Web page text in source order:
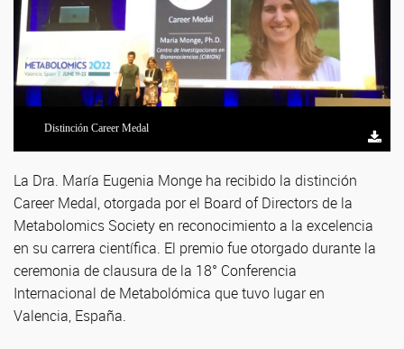
Distinción Career Medal
La Dra. María Eugenia Monge ha recibido la distinción
Career Medal, otorgada por el Board of Directors de la
Metabolomics Society en reconocimiento a la excelencia
en su carrera científica. El premio fue otorgado durante la
ceremonia de clausura de la 18° Conferencia
Internacional de Metabolómica que tuvo lugar en
Valencia, España.